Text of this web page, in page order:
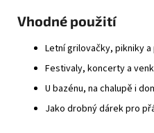
Vhodné použití
Letní grilovačky, pikniky
Festivaly, koncerty a
U bazénu, na chalupě i
Jako drobný dárek pro